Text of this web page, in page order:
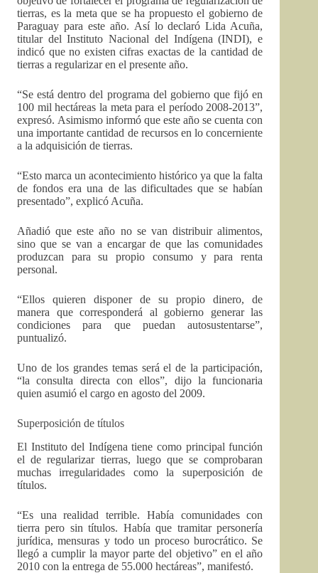
tierras, es la meta que se ha propuesto el gobierno de
Paraguay para este año. Así lo declaró Lida Acuña,
titular del Instituto Nacional del Indígena (INDI), e
indicó que no existen cifras exactas de la cantidad de
tierras a regularizar en el presente año.
“Se está dentro del programa del gobierno que fijó en
100 mil hectáreas la meta para el período 2008-2013”,
expresó. Asimismo informó que este año se cuenta con
una importante cantidad de recursos en lo concerniente
a la adquisición de tierras.
“Esto marca un acontecimiento histórico ya que la falta
de fondos era una de las dificultades que se habían
presentado”, explicó Acuña.
Añadió que este año no se van distribuir alimentos,
sino que se van a encargar de que las comunidades
produzcan para su propio consumo y para renta
personal.
“Ellos quieren disponer de su propio dinero, de
manera que corresponderá al gobierno generar las
condiciones para que puedan autosustentarse”,
puntualizó.
Uno de los grandes temas será el de la participación,
“la consulta directa con ellos”, dijo la funcionaria
quien asumió el cargo en agosto del 2009.
Superposición de títulos
El Instituto del Indígena tiene como principal función
el de regularizar tierras, luego que se comprobaran
muchas irregularidades como la superposición de
títulos.
“Es una realidad terrible. Había comunidades con
tierra pero sin títulos. Había que tramitar personería
jurídica, mensuras y todo un proceso burocrático. Se
llegó a cumplir la mayor parte del objetivo” en el año
2010 con la entrega de 55.000 hectáreas”, manifestó.